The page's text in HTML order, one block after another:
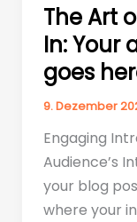
The Art
In: Your
goes
9. Dezember
Engaging
Audience’s
your blog
where your